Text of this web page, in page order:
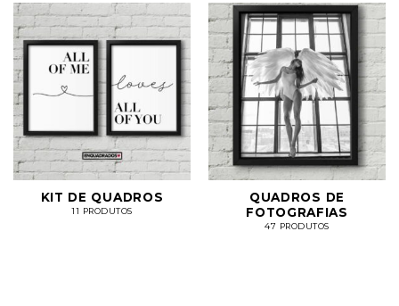
KIT DE QUADROS
11 PRODUTOS
QUADROS DE
FOTOGRAFIAS
47 PRODUTOS